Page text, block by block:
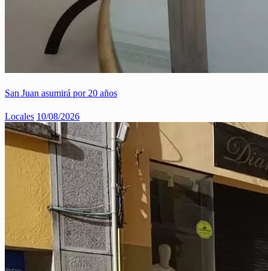
San Juan asumirá por 20 años
Locales 10/08/2026